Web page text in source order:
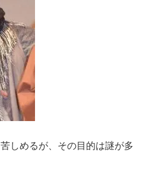
しめるが、その目的は謎が多